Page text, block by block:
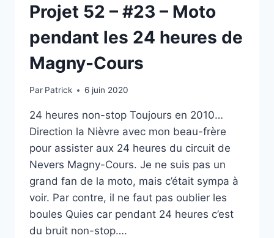
Projet 52 – #23 – Moto
pendant les 24 heures de
Magny-Cours
Par Patrick 6 juin 2020
24 heures non-stop Toujours en 2010…
Direction la Nièvre avec mon beau-frère
pour assister aux 24 heures du circuit de
Nevers Magny-Cours. Je ne suis pas un
grand fan de la moto, mais c’était sympa à
voir. Par contre, il ne faut pas oublier les
boules Quies car pendant 24 heures c’est
du bruit non-stop….